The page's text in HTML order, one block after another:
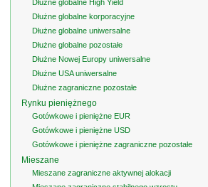
Dłużne globalne High Yield
Dłużne globalne korporacyjne
Dłużne globalne uniwersalne
Dłużne globalne pozostałe
Dłużne Nowej Europy uniwersalne
Dłużne USA uniwersalne
Dłużne zagraniczne pozostałe
Rynku pieniężnego
Gotówkowe i pieniężne EUR
Gotówkowe i pieniężne USD
Gotówkowe i pieniężne zagraniczne pozostałe
Mieszane
Mieszane zagraniczne aktywnej alokacji